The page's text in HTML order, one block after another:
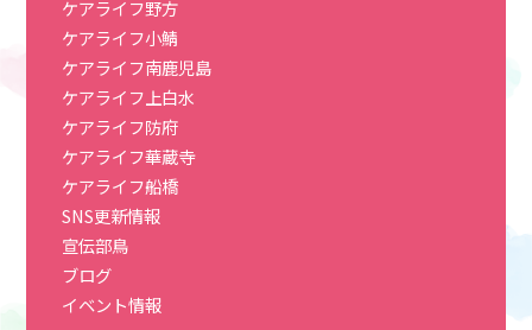
ケアライフ野方
ケアライフ小鯖
ケアライフ南鹿児島
ケアライフ上白水
ケアライフ防府
ケアライフ華蔵寺
ケアライフ船橋
SNS更新情報
宣伝部鳥
ブログ
イベント情報